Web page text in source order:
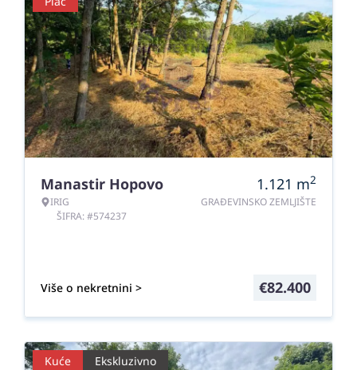
Manastir Hopovo
IRIG
ŠIFRA: #574237
1.121 m2
GRAĐEVINSKO ZEMLJIŠTE
Više o nekretnini > €82.400
Kuće Ekskluzivno